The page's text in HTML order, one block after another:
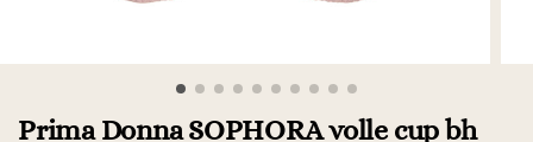
Prima Donna SOPHORA volle cup bh